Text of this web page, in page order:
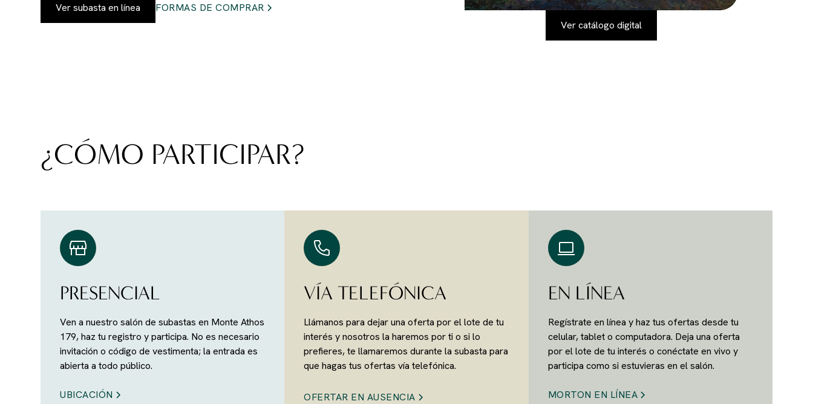
Ver subasta en línea
FORMAS DE COMPRAR
Ver catálogo digital
¿CÓMO PARTICIPAR?
PRESENCIAL
Ven a nuestro salón de subastas en Monte Athos
179, haz tu registro y participa. No es necesario
invitación o código de vestimenta; la entrada es
abierta a todo público.
UBICACIÓN
VÍA TELEFÓNICA
Llámanos para dejar una oferta por el lote de tu
interés y nosotros la haremos por ti o si lo
prefieres, te llamaremos durante la subasta para
que hagas tus ofertas vía telefónica.
OFERTAR EN AUSENCIA
EN LÍNEA
Regístrate en línea y haz tus ofertas desde tu
celular, tablet o computadora. Deja una oferta
por el lote de tu interés o conéctate en vivo y
participa como si estuvieras en el salón.
MORTON EN LÍNEA